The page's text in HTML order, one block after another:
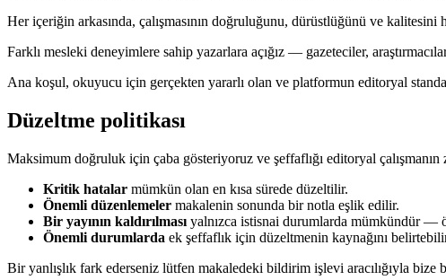
Her içeriğin arkasında, çalışmasının doğruluğunu, dürüstlüğünü ve
Farklı mesleki deneyimlere sahip yazarlara açığız — gazeteciler,
Ana koşul, okuyucu için gerçekten yararlı olan ve platformun editoryal
Düzeltme politikası
Maksimum doğruluk için çaba gösteriyoruz ve şeffaflığı editoryal
Kritik hatalar mümkün olan en kısa sürede düzeltilir.
Önemli düzenlemeler makalenin sonunda bir notla eşlik edilir.
Bir yayının kaldırılması yalnızca istisnai durumlarda mümkündür —
Önemli durumlarda ek şeffaflık için düzeltmenin kaynağını
Bir yanlışlık fark ederseniz lütfen makaledeki bildirim işlevi aracılığıyla bize